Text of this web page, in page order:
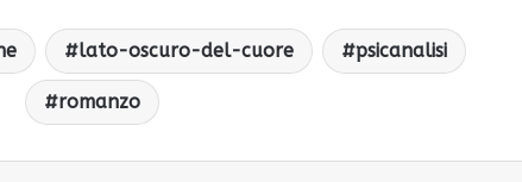
lato-oscuro-del-cuore psicanalisi
romanzo